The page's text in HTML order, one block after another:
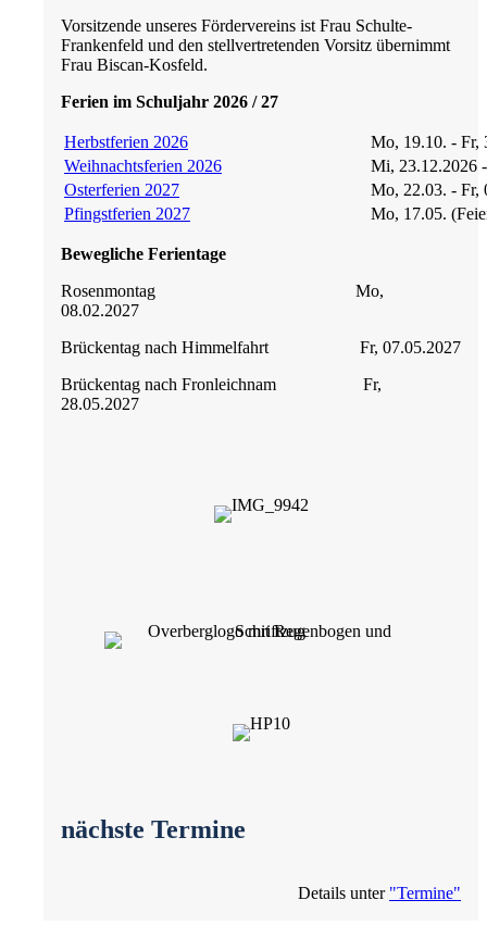
Vorsitzende unseres Fördervereins ist Frau Schulte-
Frankenfeld und den stellvertretenden Vorsitz übernimmt
Frau Biscan-Kosfeld.
Ferien im Schuljahr 2026 / 27
Herbstferien 2026
Mo, 19.10. - Fr,
Weihnachtsferien 2026
Mi, 23.12.2026
Osterferien 2027
Mo, 22.03. - Fr,
Pfingstferien 2027
Mo, 17.05.
Bewegliche Ferientage
Rosenmontag Mo,
08.02.2027
Brückentag nach Himmelfahrt Fr, 07.05.2027
Brückentag nach Fronleichnam Fr,
28.05.2027
nächste Termine
Details unter "Termine"